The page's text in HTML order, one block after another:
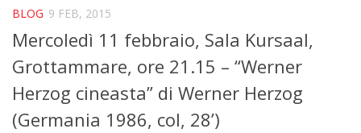
BLOG 9 FEB, 2015
Mercoledì 11 febbraio, Sala Kursaal,
Grottammare, ore 21.15 – “Werner
Herzog cineasta” di Werner Herzog
(Germania 1986, col, 28’)